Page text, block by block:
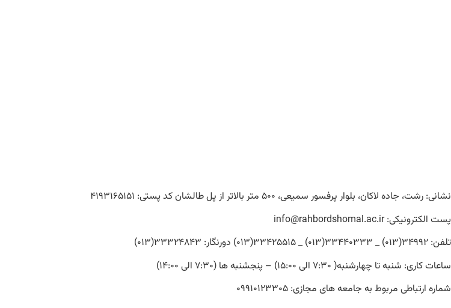
نشانی: رشت، جاده لاکان، بلوار پرفسور سمیعی، ۵۰۰ متر بالاتر از پل طالشان کد پستی: ۴۱۹۳۱۶۵۱۵۱
پست الکترونیکی: info@rahbordshomal.ac.ir
تلفن: ۳۴۹۹۲(۰۱۳) _ ۳۳۴۴۰۳۳۳(۰۱۳) _ ۳۳۴۲۵۵۱۵(۰۱۳) دورنگار: ۳۳۳۲۴۸۴۳(۰۱۳)
ساعات کاری: شنبه تا چهارشنبه( ۷:۳۰ الی ۱۵:۰۰) – پنجشنبه ها (۷:۳۰ الی ۱۴:۰۰)
شماره ارتباطی مربوط به جامعه های مجازی: ۰۹۹۱۰۱۲۳۳۰۵